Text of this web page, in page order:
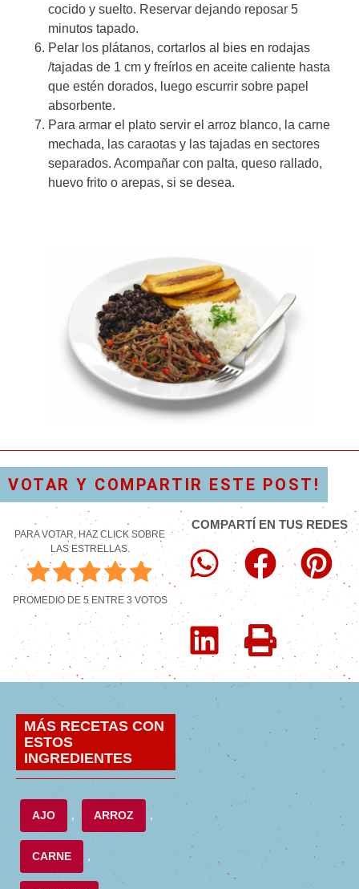
cocido y suelto. Reservar dejando reposar 5
minutos tapado.
Pelar los plátanos, cortarlos al bies en rodajas
/tajadas de 1 cm y freírlos en aceite caliente hasta
que estén dorados, luego escurrir sobre papel
absorbente.
Para armar el plato servir el arroz blanco, la carne
mechada, las caraotas y las tajadas en sectores
separados. Acompañar con palta, queso rallado,
huevo frito o arepas, si se desea.
VOTAR Y COMPARTIR ESTE POST!
PARA VOTAR, HAZ CLICK SOBRE
LAS ESTRELLAS.
PROMEDIO DE5ENTRE 3 VOTOS
COMPARTÍ EN TUS REDES
MÁS RECETAS CON
ESTOS
INGREDIENTES
AJO , ARROZ ,
CARNE ,